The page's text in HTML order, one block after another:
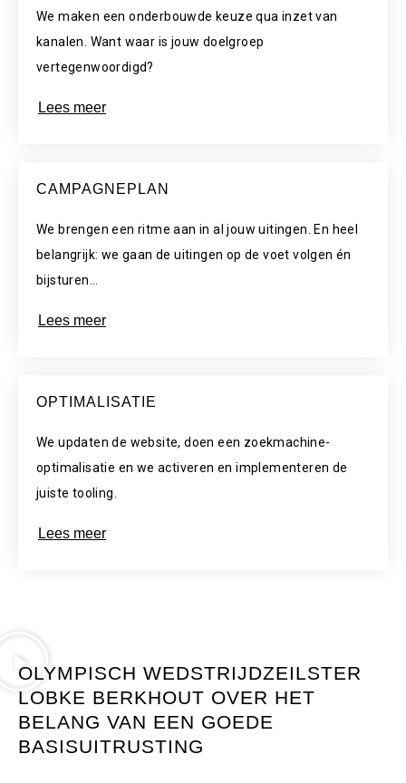
We maken een onderbouwde keuze qua inzet van
kanalen. Want waar is jouw doelgroep
vertegenwoordigd?
Lees meer
CAMPAGNEPLAN
We brengen een ritme aan in al jouw uitingen. En heel
belangrijk: we gaan de uitingen op de voet volgen én
bijsturen…
Lees meer
OPTIMALISATIE
We updaten de website, doen een zoekmachine-
optimalisatie en we activeren en implementeren de
juiste tooling.
Lees meer
OLYMPISCH WEDSTRIJDZEILSTER
LOBKE BERKHOUT OVER HET
BELANG VAN EEN GOEDE
BASISUITRUSTING